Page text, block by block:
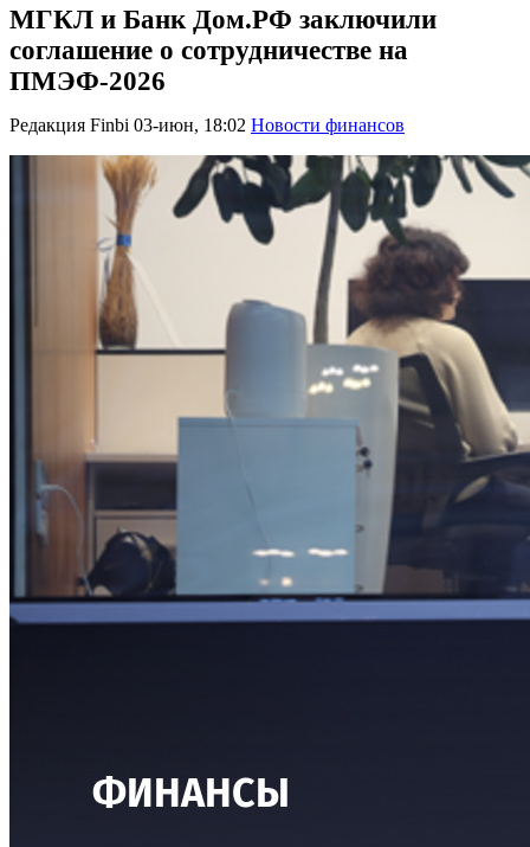
МГКЛ и Банк Дом.РФ заключили
соглашение о сотрудничестве на
ПМЭФ-2026
Редакция Finbi 03-июн, 18:02 Новости финансов